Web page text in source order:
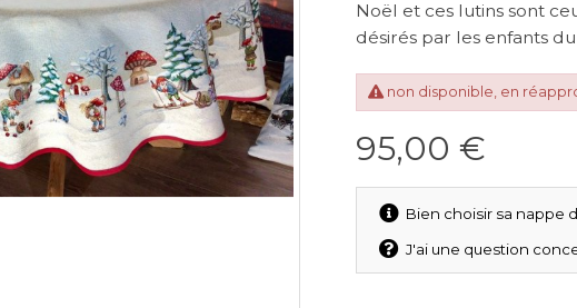
Noël et ces lutins sont
désirés par les enfants
non disponible, en
95,00 €
Bien choisir sa nappe
J'ai une question